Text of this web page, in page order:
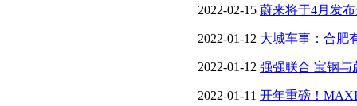
蔚来ET7
2022-02-15 蔚来将于4月发
ES7/对手直指宝马X5L
2022-01-12 大城车事：合肥
2022-01-12 强强联合 宝钢与
2022-01-11 开年重磅！